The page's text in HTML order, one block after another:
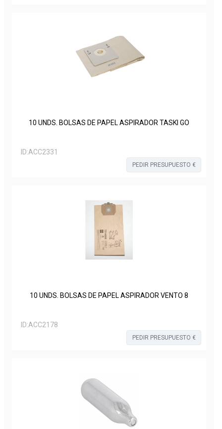
10 UNDS. BOLSAS DE PAPEL ASPIRADOR TASKI GO
ID:ACC2331
PEDIR PRESUPUESTO €
10 UNDS. BOLSAS DE PAPEL ASPIRADOR VENTO 8
ID:ACC2178
PEDIR PRESUPUESTO €